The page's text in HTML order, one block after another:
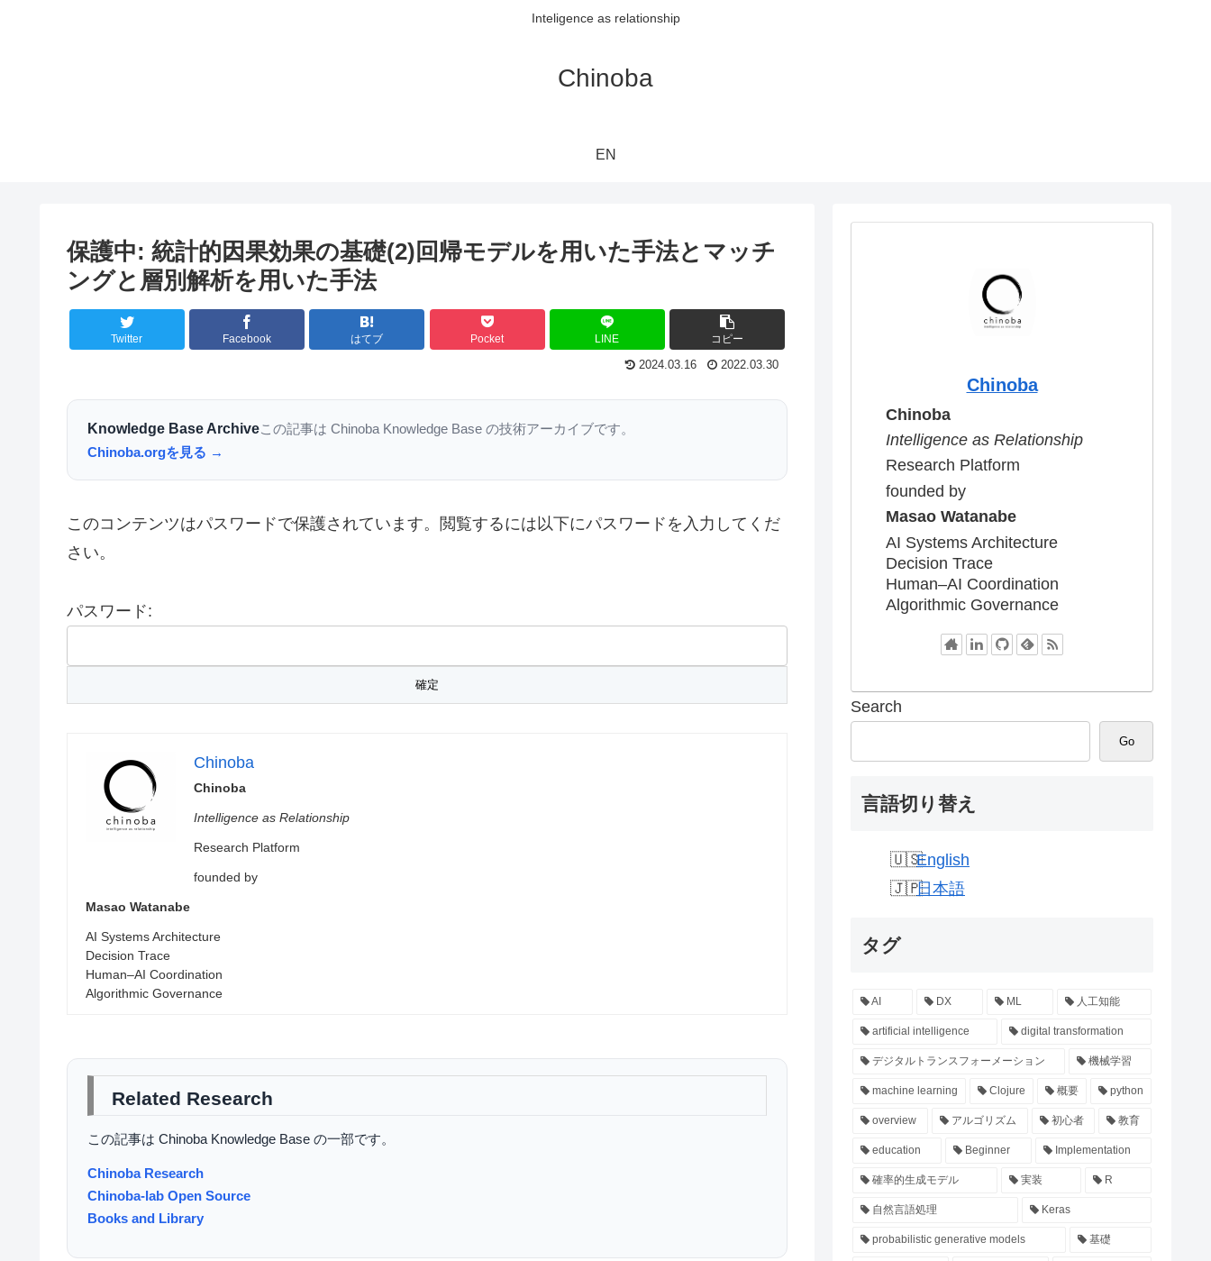
Inteligence as relationship
Chinoba
EN
保護中: 統計的因果効果の基礎(2)回帰モデルを用いた手法とマッチ
ングと層別解析を用いた手法
Twitter Facebook はてブ Pocket LINE コピー
2024.03.16 2022.03.30
Knowledge Base Archiveこの記事は Chinoba Knowledge Base の技術アーカイブです。
Chinoba.orgを見る →
このコンテンツはパスワードで保護されています。閲覧するには以下にパスワードを入力してくだ
さい。
パスワード:
Chinoba
Chinoba
Intelligence as Relationship
Research Platform
founded by
Masao Watanabe
AI Systems Architecture
Decision Trace
Human–AI Coordination
Algorithmic Governance
Related Research
この記事は Chinoba Knowledge Base の一部です。
Chinoba Research
Chinoba-lab Open Source
Books and Library
Chinoba
Chinoba
Intelligence as Relationship
Research Platform
founded by
Masao Watanabe
AI Systems Architecture
Decision Trace
Human–AI Coordination
Algorithmic Governance
Search
Go
言語切り替え
English
日本語
タグ
AI DX ML 人工知能
artificial intelligence digital transformation
デジタルトランスフォーメーション 機械学習
machine learning Clojure 概要 python
overview アルゴリズム 初心者 教育
education Beginner Implementation
確率的生成モデル 実装 R
自然言語処理 Keras
probabilistic generative models 基礎